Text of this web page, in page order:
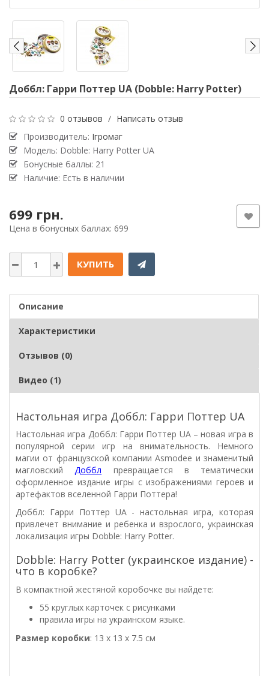
Доббл: Гарри Поттер UA (Dobble: Harry Potter)
0 отзывов / Написать отзыв
Производитель: Ігромаг
Модель: Dobble: Harry Potter UA
Бонусные баллы: 21
Наличие: Есть в наличии
699 грн.
Цена в бонусных баллах: 699
КУПИТЬ
Описание
Характеристики
Отзывов (0)
Видео (1)
Настольная игра Доббл: Гарри Поттер UA
Настольная игра Доббл: Гарри Поттер UA – новая игра в
популярной серии игр на внимательность. Немного
магии от французской компании Asmodee и знаменитый
магловскийДоббл превращается в тематически
оформленное издание игры с изображениями героев и
артефактов вселенной Гарри Поттера!
Доббл: Гарри Поттер UA - настольная игра, которая
привлечет внимание и ребенка и взрослого, украинская
локализация игры Dobble: Harry Potter.
Dobble: Harry Potter (украинское издание) -
что в коробке?
В компактной жестяной коробочке вы найдете:
55 круглых карточек с рисунками
правила игры на украинском языке.
Размер коробки: 13 x 13 x 7.5 см